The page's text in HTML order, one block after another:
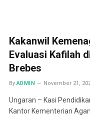
Kakanwil
Evaluasi Kafilah
Brebes
By ADMIN November 21,
Ungaran – Kasi
Kantor Kementerian